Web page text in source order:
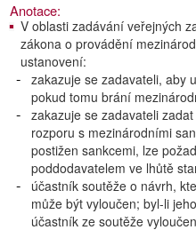
Anotace:
V oblasti zadávání veřejných
zákona o provádění
ustanovení:
zakazuje se zadavateli, aby
pokud tomu brání
zakazuje se zadavateli
rozporu s mezinárodními
postižen sankcemi, lze
poddodavatelem ve lhůtě
účastník soutěže o návrh,
může být vyloučen; byl-li
účastník ze soutěže